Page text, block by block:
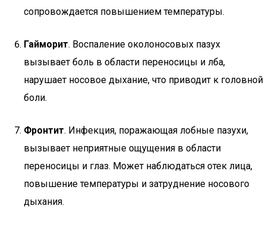
сопровождается повышением температуры.
Гайморит. Воспаление околоносовых пазух
вызывает боль в области переносицы и лба,
нарушает носовое дыхание, что приводит к головной
боли.
Фронтит. Инфекция, поражающая лобные пазухи,
вызывает неприятные ощущения в области
переносицы и глаз. Может наблюдаться отек лица,
повышение температуры и затруднение носового
дыхания.